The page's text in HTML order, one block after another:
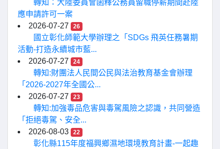
轉知：大陸委員會函釋公務員留職停薪期間赴陸
應申請許可一案
2026-07-27
26
國立彰化師範大學辦理之「SDGs 飛英任務暑期
活動-打造永續城市藍...
2026-07-27
24
轉知:財團法人民間公民與法治教育基金會辦理
「2026-2027年全國公...
2026-07-27
23
轉知:加強毒品危害與毒駕風險之認識，共同營造
「拒絕毒駕、安全...
2026-08-03
22
彰化縣115年度福興鄉濕地環境教育計畫-一起趣